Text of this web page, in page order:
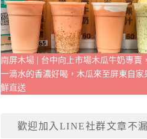
南屏木場 | 台中向上市場木瓜牛奶專賣
一滴水的香濃好喝，木瓜來至屏東自家
鮮直送
歡迎加入LINE社群文章不